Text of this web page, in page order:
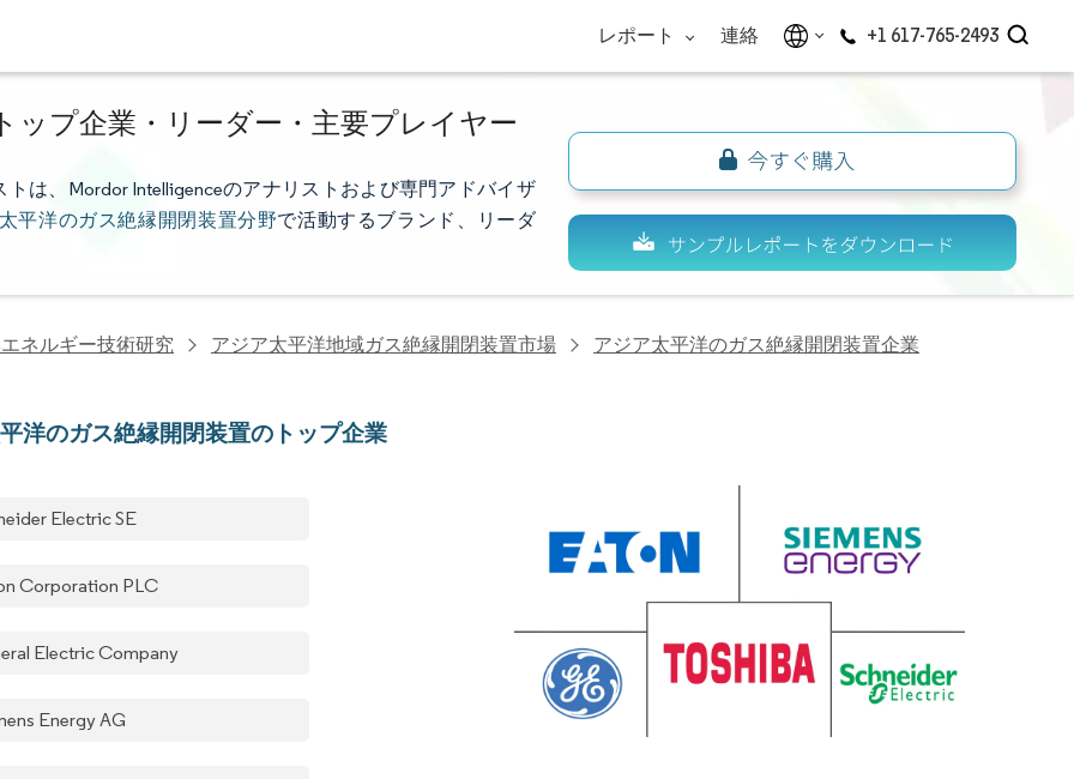
レポート 連絡 +1 617-765-2493
プ企業・リーダー・主要プレイヤー
は、Mordor Intelligenceのアナリストおよび専門アドバイザ
平洋のガス絶縁開閉装置分野で活動するブランド、リーダ
ネルギー技術研究 アジア太平洋地域ガス絶縁開閉装置市場 アジア太平洋のガス絶縁開閉装置企業
洋のガス絶縁開閉装置のトップ企業
Electric SE
Corporation PLC
Electric Company
Energy AG